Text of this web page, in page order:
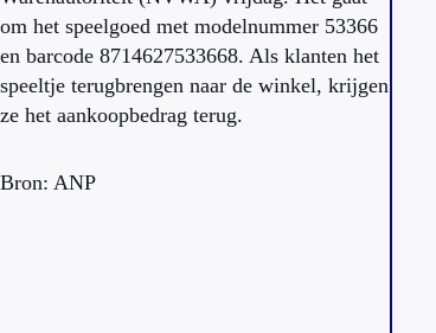
om het speelgoed met modelnummer 53366
en barcode 8714627533668. Als klanten het
speeltje terugbrengen naar de winkel, krijgen
ze het aankoopbedrag terug.
Bron: ANP